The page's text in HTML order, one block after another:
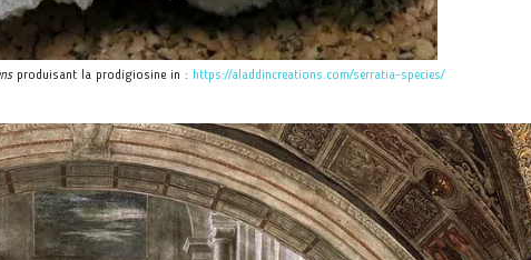
produisant la prodigiosine in : https://aladdincreations.com/serratia-species/